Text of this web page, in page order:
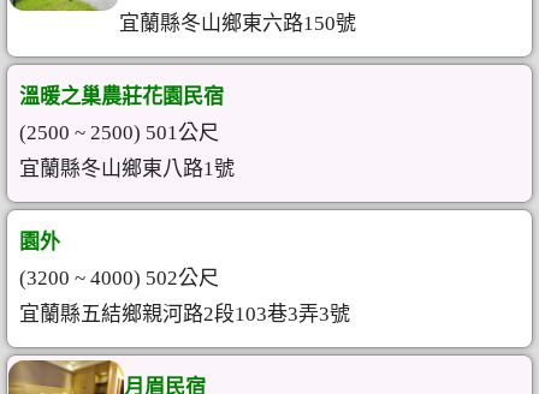
宜蘭縣冬山鄉東六路150號
溫暖之巢農莊花園民宿
(2500 ~ 2500) 501公尺
宜蘭縣冬山鄉東八路1號
園外
(3200 ~ 4000) 502公尺
宜蘭縣五結鄉親河路2段103巷3弄3號
月眉民宿